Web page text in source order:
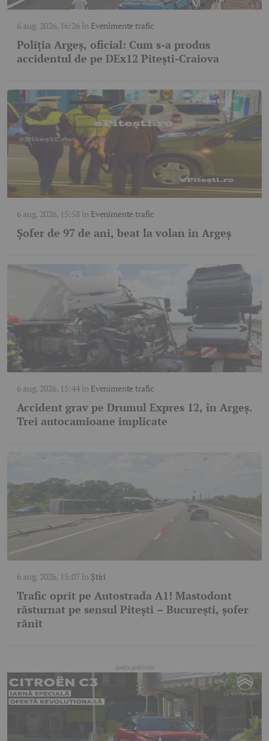
6 aug. 2026, 16:26în Evenimente trafic
Poliția Argeș, oficial: Cum s-a produs
accidentul de pe DEx12 Pitești-Craiova
6 aug. 2026, 15:58în Evenimente trafic
Șofer de 97 de ani, beat la volan în Argeș
6 aug. 2026, 15:44în Evenimente trafic
Accident grav pe Drumul Expres 12, în Argeș.
Trei autocamioane implicate
6 aug. 2026, 15:07în Știri
Trafic oprit pe Autostrada A1! Mastodont
răsturnat pe sensul Pitești – București, șofer
rănit